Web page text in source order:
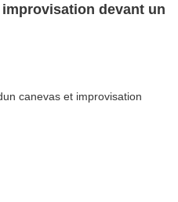
devant un